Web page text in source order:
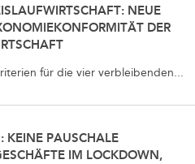
NEUE
DER
für die vier verbleibenden...
KEINE PAUSCHALE
IM LOCKDOWN,